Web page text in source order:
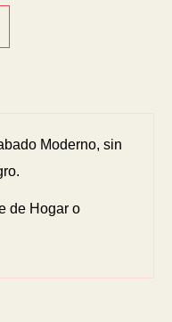
Moderno, sin
de Hogar o